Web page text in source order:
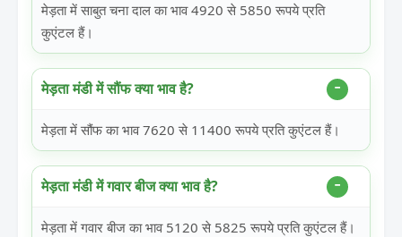
मेड़ता में साबुत चना दाल का भाव 4920 से 5850 रूपये प्रति
कुएंटल हैं।
मेड़ता मंडी में सौंफ क्या भाव है?
मेड़ता में सौंफ का भाव 7620 से 11400 रूपये प्रति कुएंटल हैं।
मेड़ता मंडी में गवार बीज क्या भाव है?
मेड़ता में गवार बीज का भाव 5120 से 5825 रूपये प्रति कुएंटल हैं।